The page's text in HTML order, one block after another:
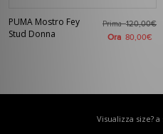
PUMA Mostro Fey
Stud Donna
Prima120,00€
Ora 80,00€
Visualizza size?